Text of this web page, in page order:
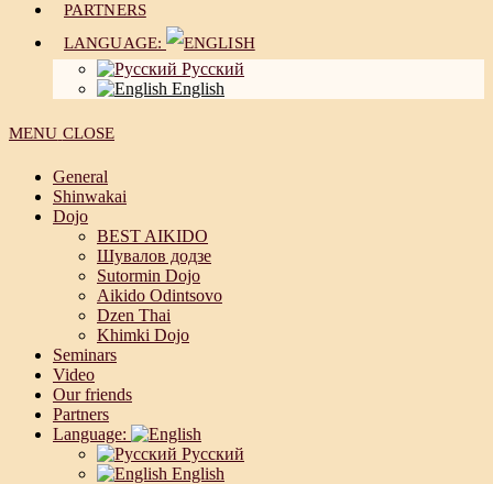
PARTNERS
LANGUAGE:
Русский
English
MENU CLOSE
General
Shinwakai
Dojo
BEST AIKIDO
Шувалов додзе
Sutormin Dojo
Aikido Odintsovo
Dzen Thai
Khimki Dojo
Seminars
Video
Our friends
Partners
Language:
Русский
English